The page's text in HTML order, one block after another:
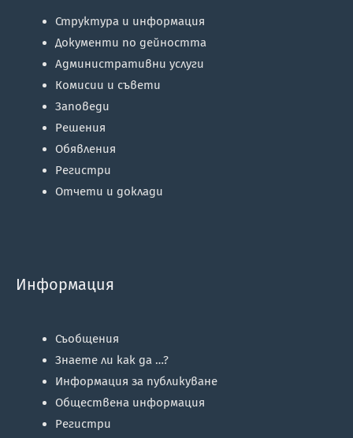
Структура и информация
Документи по дейността
Административни услуги
Комисии и съвети
Заповеди
Решения
Обявления
Регистри
Отчети и доклади
Информация
Съобщения
Знаете ли как да …?
Информация за публикуване
Обществена информация
Регистри